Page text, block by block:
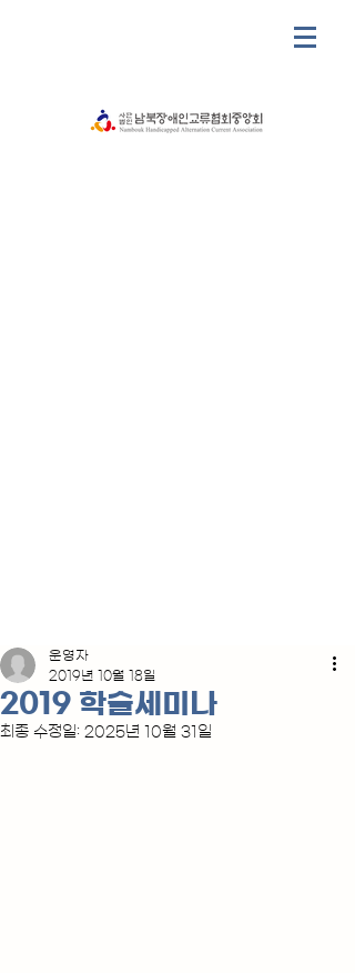
2019 학술세미나
운영자
2019년 10월 18일
최종 수정일: 2025년 10월 31일